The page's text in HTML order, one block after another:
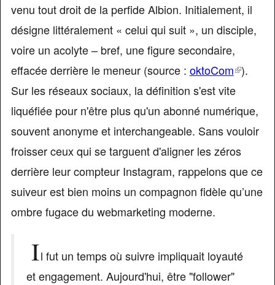
venu tout droit de la perfide Albion. Initialement, il
désigne littéralement « celui qui suit », un disciple,
voire un acolyte – bref, une figure secondaire,
effacée derrière le meneur (source : oktoCom(link
is
).
Sur les réseaux sociaux, la définition s'est vite
liquéfiée pour n'être plus qu'un abonné numérique,
souvent anonyme et interchangeable. Sans vouloir
froisser ceux qui se targuent d'aligner les zéros
derrière leur compteur Instagram, rappelons que ce
suiveur est bien moins un compagnon fidèle qu’une
ombre fugace du webmarketing moderne.
Il fut un temps où suivre impliquait loyauté
et engagement. Aujourd'hui, être "follower"